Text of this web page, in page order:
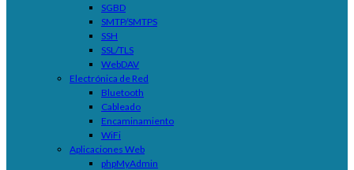
SGBD
SMTP/SMTPS
SSH
SSL/TLS
WebDAV
Electrónica de Red
Bluetooth
Cableado
Encaminamiento
WiFi
Aplicaciones Web
phpMyAdmin